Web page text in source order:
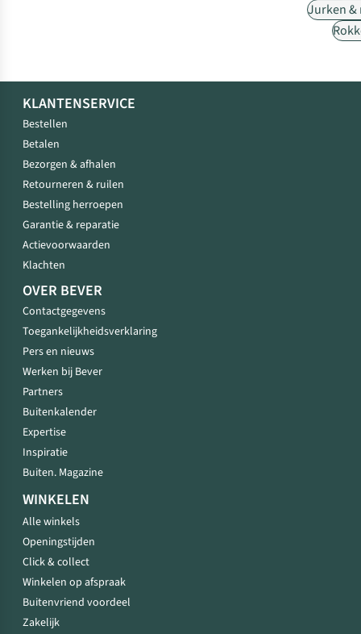
Jurken &
KLANTENSERVICE
Bestellen
Betalen
Bezorgen & afhalen
Retourneren & ruilen
Bestelling herroepen
Garantie & reparatie
Actievoorwaarden
Klachten
OVER BEVER
Contactgegevens
Toegankelijkheidsverklaring
Pers en nieuws
Werken bij Bever
Partners
Buitenkalender
Expertise
Inspiratie
Buiten. Magazine
WINKELEN
Alle winkels
Openingstijden
Click & collect
Winkelen op afspraak
Buitenvriend voordeel
Zakelijk